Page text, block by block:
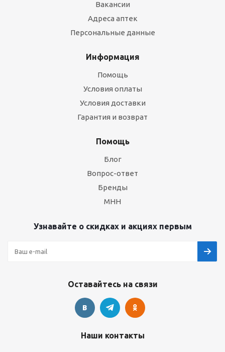
Вакансии
Адреса аптек
Персональные данные
Информация
Помощь
Условия оплаты
Условия доставки
Гарантия и возврат
Помощь
Блог
Вопрос-ответ
Бренды
МНН
Узнавайте о скидках и акциях первым
Оставайтесь на связи
Наши контакты